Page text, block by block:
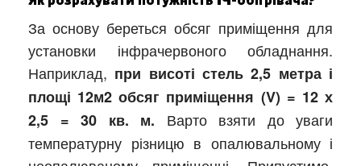
За основу береться обсяг приміщення для
установки інфрачервоного обладнання.
Наприклад, при висоті стель 2,5 метра і
площі 12м2 обсяг приміщення (V) = 12 х
2,5 = 30 кв. м. Варто взяти до уваги
температурну різницю в опалювальному і